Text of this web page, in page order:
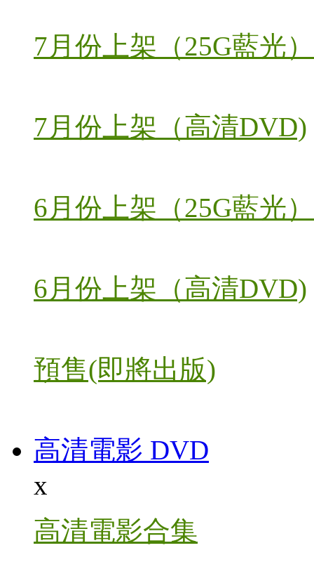
7月份上架（25G藍光）
7月份上架（高清DVD)
6月份上架（25G藍光）
6月份上架（高清DVD)
預售(即將出版)
高清電影 DVD
x
高清電影合集